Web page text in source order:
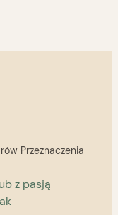
Przeznaczenia
z pasją